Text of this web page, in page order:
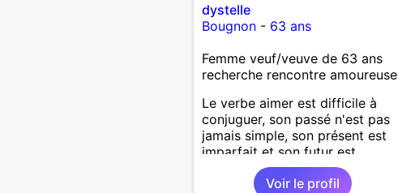
dystelle
Bougnon- 63 ans
Femme veuf/veuve de 63 ans
recherche rencontre amoureuse
Le verbe aimer est difficile à
conjuguer, son passé n'est pas
jamais simple, son présent est
imparfait et son futur est
conditionnel.
Voir le profil